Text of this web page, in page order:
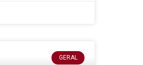
GERAL